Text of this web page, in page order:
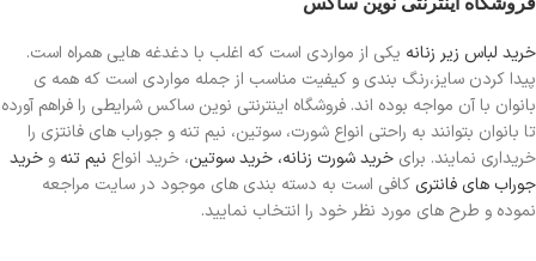
خرید لباس زیر زنانه یکی از مواردی است که اغلب با دغدغه هایی همراه است.
پیدا کردن سایز،رنگ بندی و کیفیت مناسب از جمله مواردی است که همه ی
بانوان با آن مواجه بوده اند. فروشگاه اینترنتی نوین ساکس شرایطی را فراهم آورده
تا بانوان بتوانند به راحتی انواع شورت، سوتین، نیم تنه و جوراب های فانتزی را
خریداری نمایند. برای خرید شورت زنانه، خرید سوتین، خرید انواع نیم تنه و خرید
جوراب های فانتری کافی است به دسته بندی های موجود در سایت مراجعه
نموده و طرح های مورد نظر خود را انتخاب نمایید.